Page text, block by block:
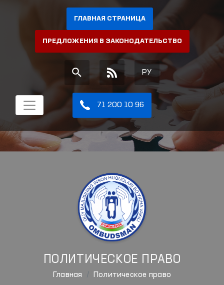
ГЛАВНАЯ СТРАНИЦА
ПРЕДЛОЖЕНИЯ В ЗАКОНОДАТЕЛЬСТВО
РУ
71 200 10 96
ПОЛИТИЧЕСКОЕ ПРАВО
Главная Политическое право